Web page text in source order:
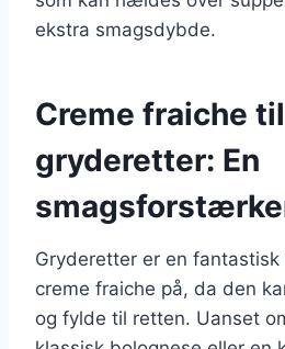
ekstra smagsdybde.
Creme fraiche til
gryderetter: En
Gryderetter er en
creme fraiche på, da den
og fylde til retten. Uanset